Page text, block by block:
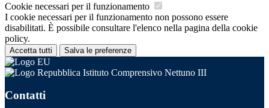
Cookie necessari per il funzionamento
I cookie necessari per il funzionamento non possono essere
disabilitati. È possibile consultare l'elenco nella pagina della cookie
policy.
Accetta tutti Salva le preferenze
Istituto Comprensivo Nettuno III
Contatti